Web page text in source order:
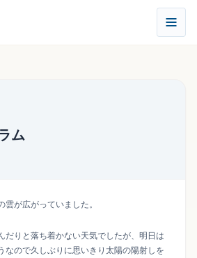
ム
が広がっていました。
だりと落ち着かない天気でしたが、明日は
なので久しぶりに思いきり太陽の陽射しを